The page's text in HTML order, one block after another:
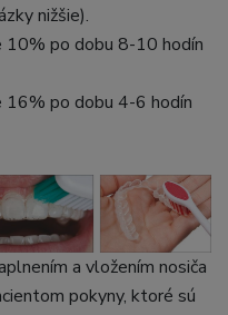
nižšie).
10% po dobu 8-10 hodín
16% po dobu 4-6 hodín
a vložením nosiča
pokyny, ktoré sú